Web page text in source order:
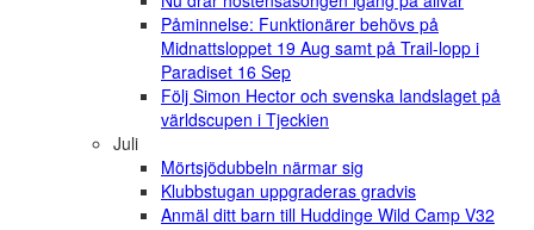
Påminnelse: Funktionärer behövs på
Midnattsloppet 19 Aug samt på Trail-lopp i
Paradiset 16 Sep
Följ Simon Hector och svenska landslaget på
världscupen i Tjeckien
Juli
Mörtsjödubbeln närmar sig
Klubbstugan uppgraderas gradvis
Anmäl ditt barn till Huddinge Wild Camp V32